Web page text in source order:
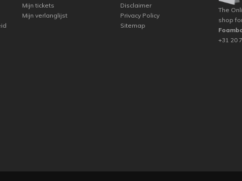
Mijn tickets
Mijn verlanglijst
Disclaimer
Privacy Policy
Sitemap
The
shop
+31 20